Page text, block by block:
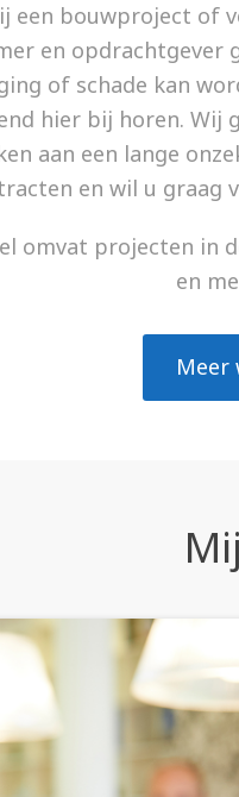
een bouwproject of
en
of schade kan
hier bij horen.
aan een lange
en wil u graag
omvat projecten
en
Meer